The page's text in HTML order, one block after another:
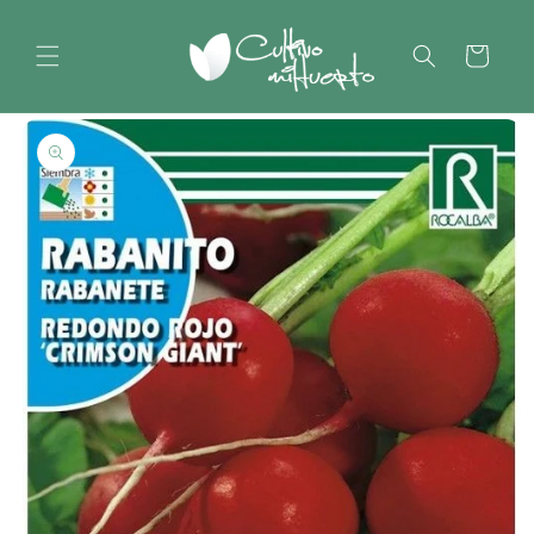
al contenido
Carrito
directamente
a la
información
del producto